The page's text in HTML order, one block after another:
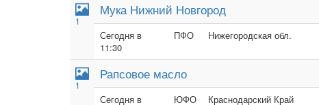
1
Мука Нижний Новгород
Сегодня в
11:30
ПФО Нижегородская обл.
1
Рапсовое масло
Сегодня в
ЮФО Краснодарский Край